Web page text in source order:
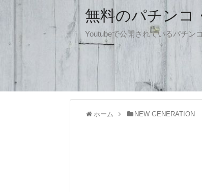
無料のパチンコ
Youtubeで公開されているパチン
ホーム NEW GENERATION